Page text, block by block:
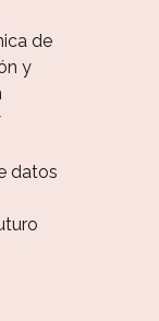
de
y
datos